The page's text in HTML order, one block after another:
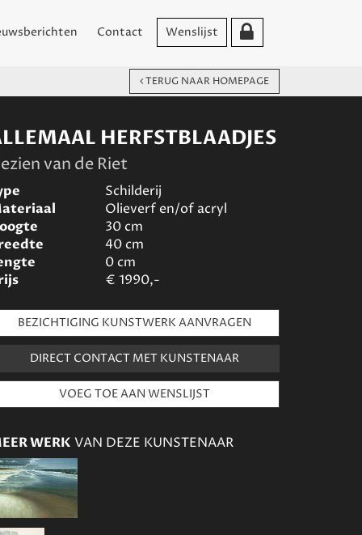
Contact Wenslijst
TERUG NAAR HOMEPAGE
HERFSTBLAADJES
van de Riet
Schilderij
Olieverf en/of acryl
30cm
40cm
0cm
€ 1990,-
BEZICHTIGING KUNSTWERK AANVRAGEN
DIRECT CONTACT MET KUNSTENAAR
WERK VAN DEZE KUNSTENAAR